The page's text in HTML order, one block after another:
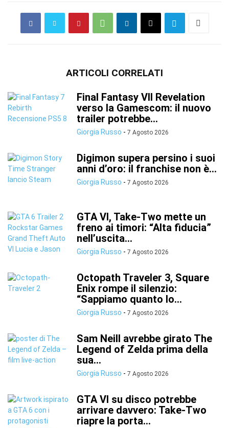
ARTICOLI CORRELATI
Final Fantasy VII Revelation
verso la Gamescom: il nuovo
trailer potrebbe...
Giorgia Russo - 7 Agosto 2026
Digimon supera persino i suoi
anni d’oro: il franchise non è...
Giorgia Russo - 7 Agosto 2026
GTA VI, Take-Two mette un
freno ai timori: “Alta fiducia”
nell’uscita...
Giorgia Russo - 7 Agosto 2026
Octopath Traveler 3, Square
Enix rompe il silenzio:
“Sappiamo quanto lo...
Giorgia Russo - 7 Agosto 2026
Sam Neill avrebbe girato The
Legend of Zelda prima della
sua...
Giorgia Russo - 7 Agosto 2026
GTA VI su disco potrebbe
arrivare davvero: Take-Two
riapre la porta...